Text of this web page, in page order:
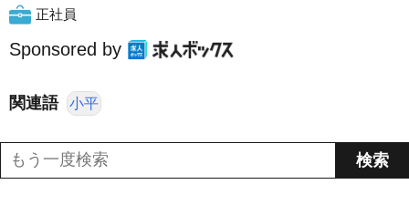
正社員
Sponsored by
関連語 小平